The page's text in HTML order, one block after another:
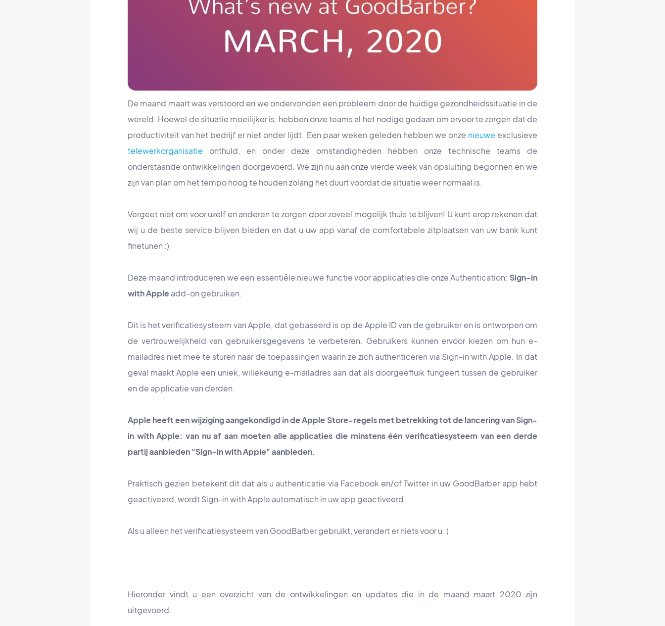
De maand maart was verstoord en we ondervonden een probleem door de huidige gezondheidssituatie in de
wereld. Hoewel de situatie moeilijker is, hebben onze teams al het nodige gedaan om ervoor te zorgen dat de
productiviteit van het bedrijf er niet onder lijdt. Een paar weken geleden hebben we onze nieuwe exclusieve
telewerkorganisatie onthuld, en onder deze omstandigheden hebben onze technische teams de
onderstaande ontwikkelingen doorgevoerd. We zijn nu aan onze vierde week van opsluiting begonnen en we
zijn van plan om het tempo hoog te houden zolang het duurt voordat de situatie weer normaal is.
Vergeet niet om voor uzelf en anderen te zorgen door zoveel mogelijk thuis te blijven! U kunt erop rekenen dat
wij u de beste service blijven bieden en dat u uw app vanaf de comfortabele zitplaatsen van uw bank kunt
finetunen :)
Deze maand introduceren we een essentiële nieuwe functie voor applicaties die onze Authentication: Sign-in
with Appleadd-on gebruiken.
Dit is het verificatiesysteem van Apple, dat gebaseerd is op de Apple ID van de gebruiker en is ontworpen om
de vertrouwelijkheid van gebruikersgegevens te verbeteren. Gebruikers kunnen ervoor kiezen om hun e-
mailadres niet mee te sturen naar de toepassingen waarin ze zich authenticeren via Sign-in with Apple. In dat
geval maakt Apple een uniek, willekeurig e-mailadres aan dat als doorgeefluik fungeert tussen de gebruiker
en de applicatie van derden.
Apple heeft een wijziging aangekondigd in de Apple Store-regels met betrekking tot de lancering van Sign-
in with Apple: van nu af aan moeten alle applicaties die minstens één verificatiesysteem van een derde
partij aanbieden "Sign-in with Apple" aanbieden.
Praktisch gezien betekent dit dat als u authenticatie via Facebook en/of Twitter in uw GoodBarber app hebt
geactiveerd, wordt Sign-in with Apple automatisch in uw app geactiveerd.
Als u alleen het verificatiesysteem van GoodBarber gebruikt, verandert er niets voor u :)
Hieronder vindt u een overzicht van de ontwikkelingen en updates die in de maand maart 2020 zijn
uitgevoerd: